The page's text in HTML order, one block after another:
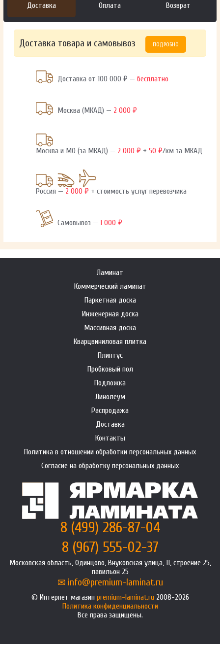
Доставка Оплата Возврат
Доставка товара и самовывоз ПОДРОБНО
Доставка от 100 000 ₽ —бесплатно
Москва (МКАД) — 2 000 ₽
Москва и МО (за МКАД) — 2 000 ₽ +50 ₽/км за МКАД
Россия — 2 000 ₽ + стоимость услуг перевозчика
Самовывоз —1 000 ₽
Ламинат
Коммерческий ламинат
Паркетная доска
Инженерная доска
Массивная доска
Кварцвиниловая плитка
Плинтус
Пробковый пол
Подложка
Линолеум
Распродажа
Доставка
Контакты
Политика в отношении обработки персональных данных
Согласие на обработку персональных данных
8 (499) 286-87-04
8 (967) 555-02-37
Московская область, Одинцово, Внуковская улица, 11, строение 25,
павильон 25
info@premium-laminat.ru
Интернет магазин premium-laminat.ru2008-2026
Политика конфиденциальности
Все права защищены.